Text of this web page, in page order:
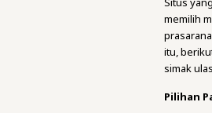
memilih
itu,
simak
Pilihan